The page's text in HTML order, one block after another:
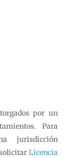
por un
Para
jurisdicción
Licencia